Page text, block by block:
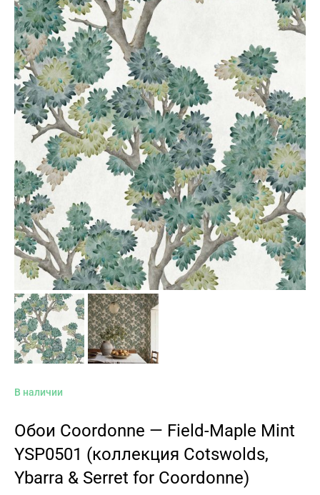
В наличии
Обои Coordonne — Field-Maple Mint
YSP0501 (коллекция Cotswolds,
Ybarra & Serret for Coordonne)